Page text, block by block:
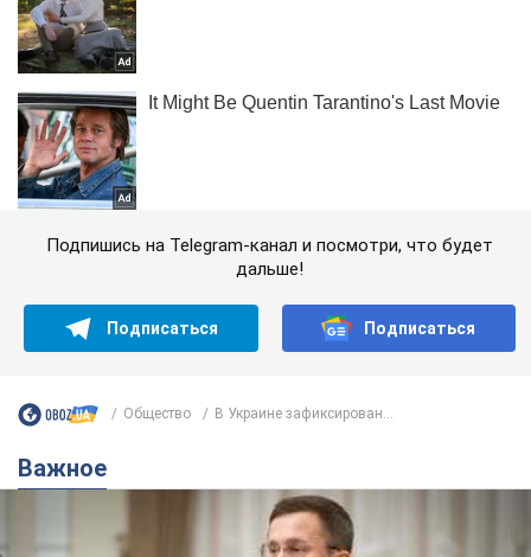
Подпишись на Telegram-канал и посмотри, что будет
дальше!
Подписаться Подписаться
Общество В Украине зафиксирован...
Важное